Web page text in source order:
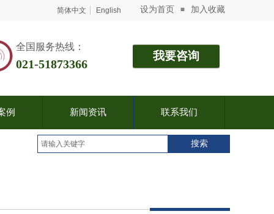
设为首页 ≡ 加入收藏
简体中文 English
​​​​​​​​​​​​​​​​​​​全国服务热线：
021-51873366
例 新闻资讯 联系我们
搜索